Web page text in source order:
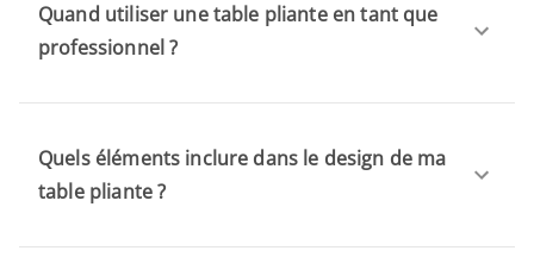
Quand utiliser une table pliante en tant que
professionnel ?
Quels éléments inclure dans le design de ma
table pliante ?